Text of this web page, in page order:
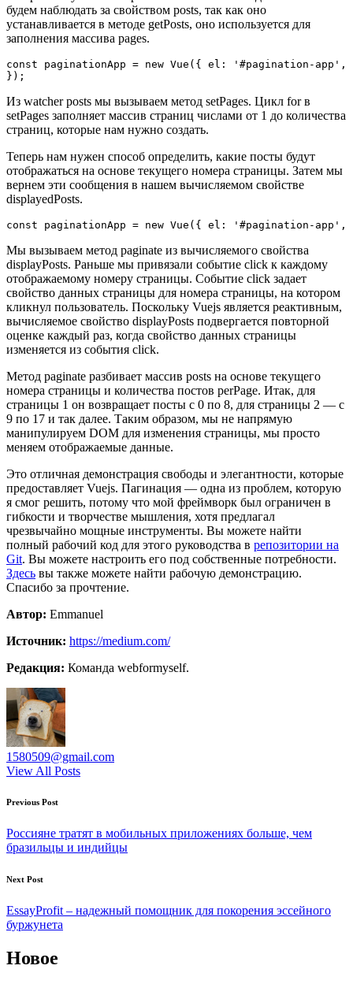
будем наблюдать за свойством posts, так как оно
устанавливается в методе getPosts, оно используется для
заполнения массива pages.
const paginationApp = new Vue({ el: '#pagination-
Из watcher posts мы вызываем метод setPages. Цикл for в
setPages заполняет массив страниц числами от 1 до количества
страниц, которые нам нужно создать.
Теперь нам нужен способ определить, какие посты будут
отображаться на основе текущего номера страницы. Затем мы
вернем эти сообщения в нашем вычисляемом свойстве
displayedPosts.
Мы вызываем метод paginate из вычисляемого свойства
displayPosts. Раньше мы привязали событие click к каждому
отображаемому номеру страницы. Событие click задает
свойство данных страницы для номера страницы, на котором
кликнул пользователь. Поскольку Vuejs является реактивным,
вычисляемое свойство displayPosts подвергается повторной
оценке каждый раз, когда свойство данных страницы
изменяется из события click.
Метод paginate разбивает массив posts на основе текущего
номера страницы и количества постов perPage. Итак, для
страницы 1 он возвращает посты с 0 по 8, для страницы 2 — с
9 по 17 и так далее. Таким образом, мы не напрямую
манипулируем DOM для изменения страницы, мы просто
меняем отображаемые данные.
Это отличная демонстрация свободы и элегантности, которые
предоставляет Vuejs. Пагинация — одна из проблем, которую
я смог решить, потому что мой фреймворк был ограничен в
гибкости и творчестве мышления, хотя предлагал
чрезвычайно мощные инструменты. Вы можете найти
полный рабочий код для этого руководства в репозитории на
Git. Вы можете настроить его под собственные потребности.
Здесь вы также можете найти рабочую демонстрацию.
Спасибо за прочтение.
Автор: Emmanuel
Источник: https://medium.com/
Редакция: Команда webformyself.
1580509@gmail.com
View All Posts
Post
navigation
Previous Post
Россияне тратят в мобильных приложениях больше, чем
бразильцы и индийцы
Next Post
EssayProfit – надежный помощник для покорения эссейного
буржунета
Новое